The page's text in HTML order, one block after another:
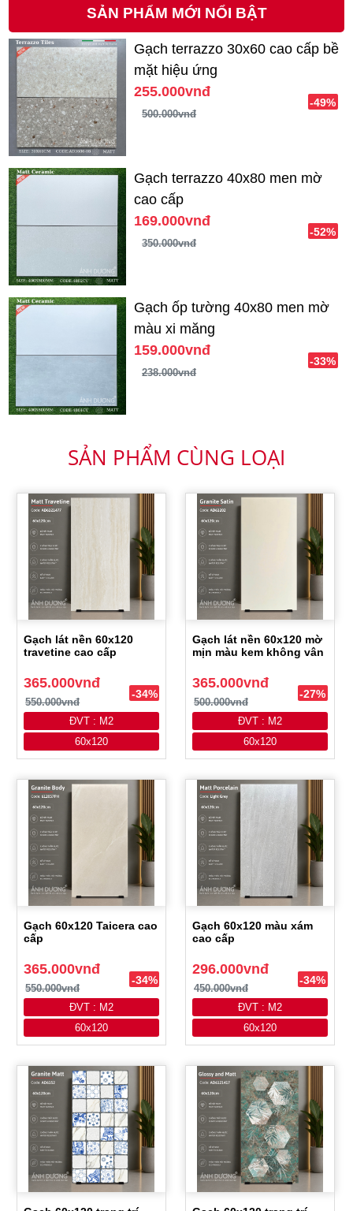
SẢN PHẨM MỚI NỔI BẬT
Gạch terrazzo 30x60 cao cấp bề
mặt hiệu ứng
255.000vnđ
500.000vnđ
-49%
Gạch terrazzo 40x80 men mờ
cao cấp
169.000vnđ
350.000vnđ
-52%
Gạch ốp tường 40x80 men mờ
màu xi măng
159.000vnđ
238.000vnđ
-33%
SẢN PHẨM CÙNG LOẠI
Gạch lát nền 60x120
travetine cao cấp
365.000vnđ
550.000vnđ
-34%
ĐVT : M2
60x120
Gạch lát nền 60x120 mờ
mịn màu kem không vân
365.000vnđ
500.000vnđ
-27%
ĐVT : M2
60x120
Gạch 60x120 Taicera cao
cấp
365.000vnđ
550.000vnđ
-34%
ĐVT : M2
60x120
Gạch 60x120 màu xám
cao cấp
296.000vnđ
450.000vnđ
-34%
ĐVT : M2
60x120